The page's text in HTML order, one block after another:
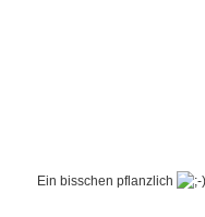
Ein bisschen pflanzlich